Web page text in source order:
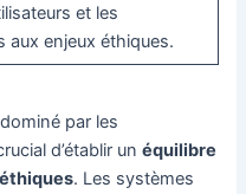
et les
aux enjeux éthiques.
par les
d’établir unéquilibre
. Les systèmes